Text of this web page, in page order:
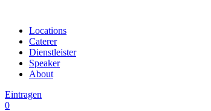
Locations
Caterer
Dienstleister
Speaker
About
Eintragen
0